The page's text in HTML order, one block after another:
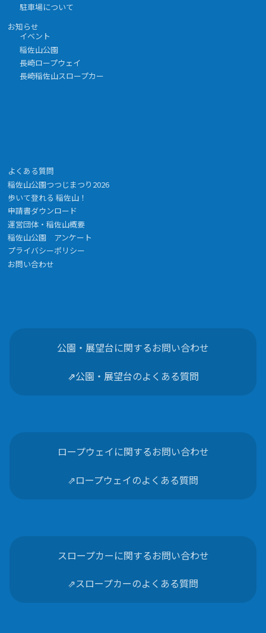
駐車場について
お知らせ
イベント
稲佐山公園
長崎ロープウェイ
長崎稲佐山スロープカー
よくある質問
稲佐山公園つつじまつり2026
歩いて登れる 稲佐山！
申請書ダウンロード
運営団体・稲佐山概要
稲佐山公園 アンケート
プライバシーポリシー
お問い合わせ
公園・展望台に関するお問い合わせ
⇗公園・展望台のよくある質問
ロープウェイに関するお問い合わせ
⇗ロープウェイのよくある質問
スロープカーに関するお問い合わせ
⇗スロープカーのよくある質問